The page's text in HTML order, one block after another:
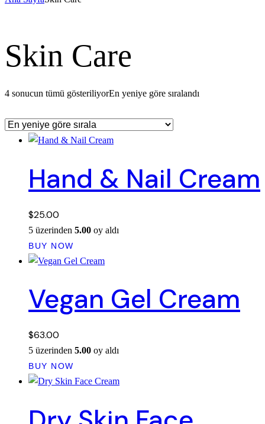
Skin Care
4 sonucun tümü gösteriliyorEn yeniye göre sıralandı
Hand & Nail Cream
$25.00
5 üzerinden 5.00 oy aldı
BUY NOW
Vegan Gel Cream
$63.00
5 üzerinden 5.00 oy aldı
BUY NOW